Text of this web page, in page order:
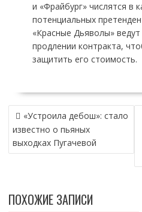
и «Фрайбург» числятся в
потенциальных
«Красные Дьяволы»
продлении контракта,
защитить его стоимость.
НАВИГАЦИЯ
ПО
ЗАПИСЯМ
«Устроила дебош»: стало
известно о пьяных
выходках Пугачевой
ПОХОЖИЕ ЗАПИСИ